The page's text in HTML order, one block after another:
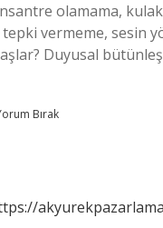
olamama,
tepki vermeme,
Duyusal
Bırak